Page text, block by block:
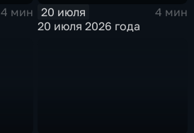
4 мин
20 июля
4 мин
20 июля 2026 года